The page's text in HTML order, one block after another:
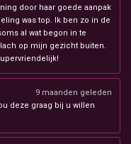
door haar goede aanpak
was top. Ik ben zo in de
al wat begon in te
op mijn gezicht buiten.
9 maanden geleden
deze graag bij u willen